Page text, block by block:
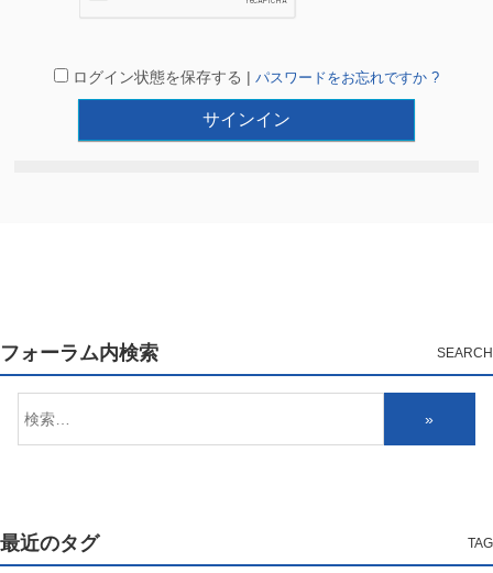
ログイン状態を保存する | パスワードをお忘れですか ?
フォーラム内検索
最近のタグ